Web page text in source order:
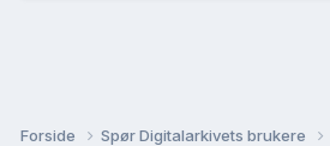
Forside Spør Digitalarkivets brukere